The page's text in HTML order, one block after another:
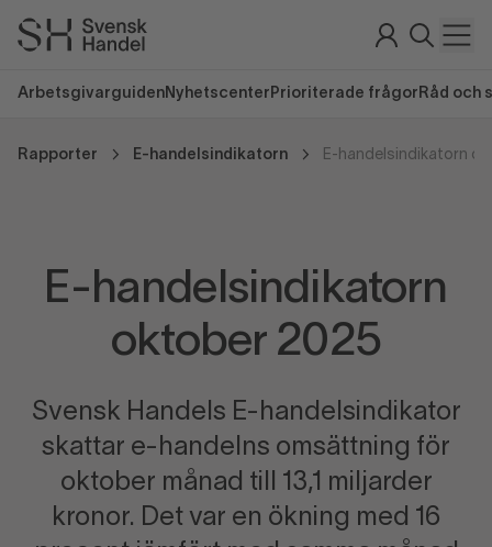
Arbetsgivarguiden Nyhetscenter Prioriterade frågor Råd och
Rapporter E-handelsindikatorn E-handelsindikatorn
E-handelsindikatorn
oktober 2025
Svensk Handels E-handelsindikator
skattar e-handelns omsättning för
oktober månad till 13,1 miljarder
kronor. Det var en ökning med 16